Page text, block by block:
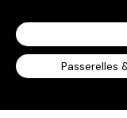
Passerelles